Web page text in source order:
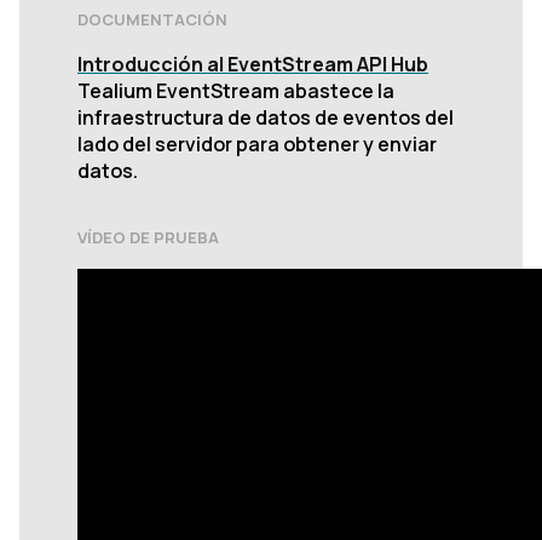
DOCUMENTACIÓN
Introducción al EventStream API Hub
Tealium EventStream abastece la
infraestructura de datos de eventos del
lado del servidor para obtener y enviar
datos.
VÍDEO DE PRUEBA